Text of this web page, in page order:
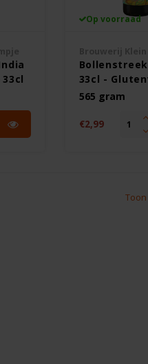
Op voorraad
33cl -
565 gram
€2,99
Toon